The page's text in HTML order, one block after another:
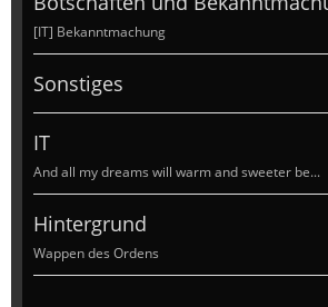
[IT] Bekanntmachung
Sonstiges
IT
And all my dreams will warm and sweeter be...
Hintergrund
Wappen des Ordens